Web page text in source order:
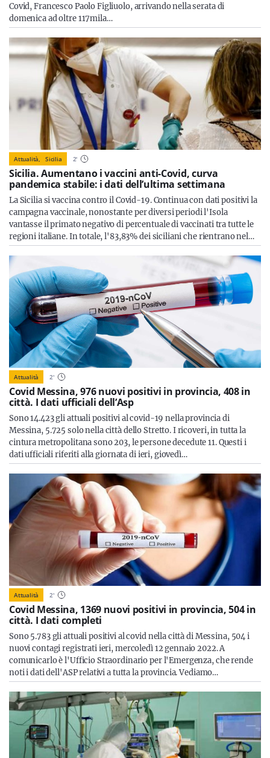
Covid, Francesco Paolo Figliuolo, arrivando nella serata di
domenica ad oltre 117mila…
Attualità, Sicilia 2'
Sicilia. Aumentano i vaccini anti-Covid, curva
pandemica stabile: i dati dell’ultima settimana
La Sicilia si vaccina contro il Covid-19. Continua con dati positivi la
campagna vaccinale, nonostante per diversi periodi l'Isola
vantasse il primato negativo di percentuale di vaccinati tra tutte le
regioni italiane. In totale, l'83,83% dei siciliani che rientrano nel…
Attualità 2'
Covid Messina, 976 nuovi positivi in provincia, 408 in
città. I dati ufficiali dell’Asp
Sono 14.423 gli attuali positivi al covid-19 nella provincia di
Messina, 5.725 solo nella città dello Stretto. I ricoveri, in tutta la
cintura metropolitana sono 203, le persone decedute 11. Questi i
dati ufficiali riferiti alla giornata di ieri, giovedì…
Attualità 2'
Covid Messina, 1369 nuovi positivi in provincia, 504 in
città. I dati completi
Sono 5.783 gli attuali positivi al covid nella città di Messina, 504 i
nuovi contagi registrati ieri, mercoledì 12 gennaio 2022. A
comunicarlo è l'Ufficio Straordinario per l'Emergenza, che rende
noti i dati dell'ASP relativi a tutta la provincia. Vediamo…